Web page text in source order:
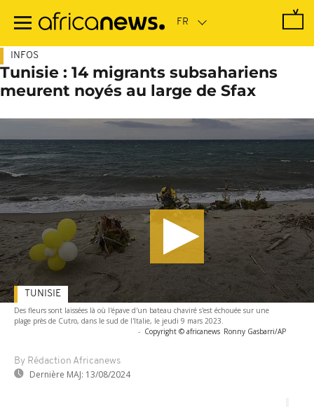
contenu
INFOS
Tunisie : 14 migrants subsahariens
meurent noyés au large de Sfax
Des fleurs sont laissées là où l'épave d'un bateau chaviré s'est échouée sur une
plage près de Cutro, dans le sud de l'Italie, le jeudi 9 mars 2023.
- Copyright © africanews Ronny Gasbarri/AP
By Rédaction Africanews
Dernière MAJ: 13/08/2024
TUNISIE